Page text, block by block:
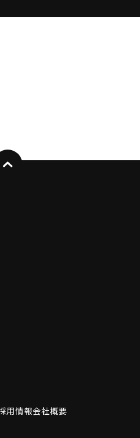
用情報会社概要